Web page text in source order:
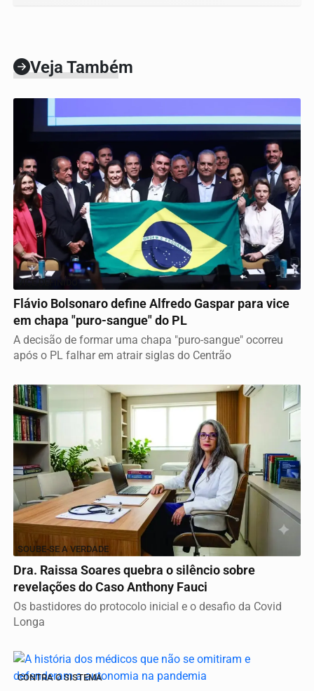
Veja Também
VICE DEFINIDO
Flávio Bolsonaro define Alfredo Gaspar para vice
em chapa "puro-sangue" do PL
A decisão de formar uma chapa "puro-sangue" ocorreu
após o PL falhar em atrair siglas do Centrão
SOUBE-SE A VERDADE
Dra. Raissa Soares quebra o silêncio sobre
revelações do Caso Anthony Fauci
Os bastidores do protocolo inicial e o desafio da Covid
Longa
CONTRA O SISTEMA